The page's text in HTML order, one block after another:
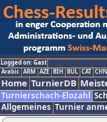
Logged on: Gast
Arabic ARM AZE BIH BUL CAT CHN
Home TurnierDB
Turnierschach-Elozahl
Allgemeines Turnier